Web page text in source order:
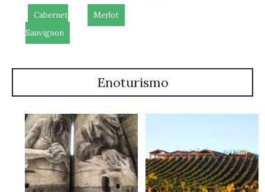
Cabernet
Sauvignon
Merlot
Enoturismo